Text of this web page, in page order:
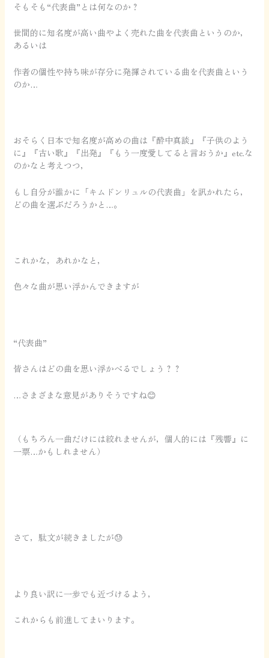
そもそも“代表曲”とは何なのか？
世間的に知名度が高い曲やよく売れた曲を代表曲というのか，
あるいは
作者の個性や持ち味が存分に発揮されている曲を代表曲という
のか…
おそらく日本で知名度が高めの曲は『酔中真談』『子供のよう
に』『古い歌』『出発』『もう一度愛してると言おうか』etc.な
のかなと考えつつ，
もし自分が誰かに「キムドンリュルの代表曲」を訊かれたら，
どの曲を選ぶだろうかと…。
これかな，あれかなと，
色々な曲が思い浮かんできますが
“代表曲”
皆さんはどの曲を思い浮かべるでしょう？？
…さまざまな意見がありそうですね😊
（もちろん一曲だけには絞れませんが，個人的には『残響』に
一票…かもしれません）
さて，駄文が続きましたが😓
より良い訳に一歩でも近づけるよう，
これからも前進してまいります。